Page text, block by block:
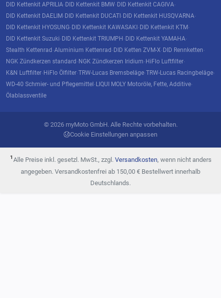
DID Kettenkit APRILIA· DID Kettenkit BMW· DID Kettenkit CAGIVA·
DID Kettenkit DAELIM· DID Kettenkit DUCATI· DID Kettenkit HUSQVARNA·
DID Kettenkit HYOSUNG· DID Kettenkit KAWASAKI· DID Kettenkit KTM·
DID Kettenkit Suzuki· DID Kettenkit TRIUMPH· DID Kettenkit YAMAHA·
Stealth Kettenrad·Aluminium Kettenrad· DID Ketten ZVM-X· DID Rennketten·
NGK Zündkerzen standard· NGK Zündkerzen Iridium· HiFlo Luftfilter·
K&N Luftfilter· HiFlo Ölfilter·TRW-Lucas Bremsbeläge·TRW-Lucas Racingbeläge·
WD-40 Schmier- und Pflegemittel· LIQUI MOLY Motoröle, Fette, Additive·
Ölablassventile
© 2026 myMoto GmbH. Alle Rechte vorbehalten.
Cookie Einstellungen anpassen
¹Alle Preise inkl. gesetzl. MwSt., zzgl. Versandkosten, wenn nicht anders
angegeben. Versandkostenfrei ab 150,00 € Bestellwert innerhalb
Deutschlands.